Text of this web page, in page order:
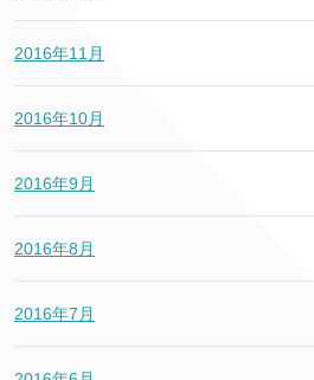
2016年11月
2016年10月
2016年9月
2016年8月
2016年7月